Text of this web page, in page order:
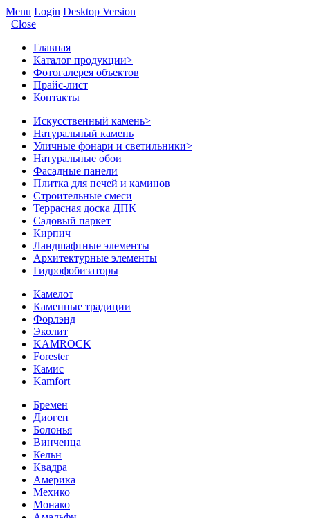
Menu Login Desktop Version
Close
Главная
Каталог продукции>
Фотогалерея объектов
Прайс-лист
Контакты
Искусственный камень>
Натуральный камень
Уличные фонари и светильники>
Натуральные обои
Фасадные панели
Плитка для печей и каминов
Строительные смеси
Террасная доска ДПК
Садовый паркет
Кирпич
Ландшафтные элементы
Архитектурные элементы
Гидрофобизаторы
Камелот
Каменные традиции
Форлэнд
Эколит
KAMROCK
Forester
Камис
Kamfort
Бремен
Диоген
Болонья
Винченца
Кельн
Квадра
Америка
Мехико
Монако